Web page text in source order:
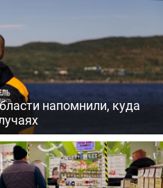
напомнили, куда